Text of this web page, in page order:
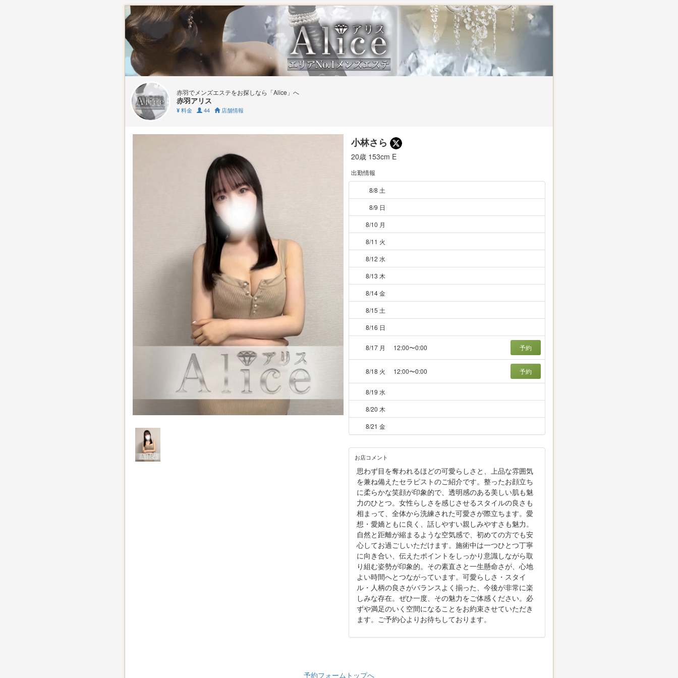
赤羽でメンズエステをお探しなら「Alice」へ
赤羽アリス
¥ 料金 44 店舗情報
小林さら
20歳 153cm E
出勤情報
8/8 土
8/9 日
8/10 月
8/11 火
8/12 水
8/13 木
8/14 金
8/15 土
8/16 日
8/17 月 12:00〜0:00 予約
8/18 火 12:00〜0:00 予約
8/19 水
8/20 木
8/21 金
お店コメント
思わず目を奪われるほどの可愛らしさと、上品な雰囲気
を兼ね備えたセラピストのご紹介です。整ったお顔立ち
に柔らかな笑顔が印象的で、透明感のある美しい肌も魅
力のひとつ。女性らしさを感じさせるスタイルの良さも
相まって、全体から洗練された可愛さが際立ちます。愛
想・愛嬌ともに良く、話しやすい親しみやすさも魅力。
自然と距離が縮まるような空気感で、初めての方でも安
心してお過ごしいただけます。施術中は一つひとつ丁寧
に向き合い、伝えたポイントをしっかり意識しながら取
り組む姿勢が印象的。その素直さと一生懸命さが、心地
よい時間へとつながっています。可愛らしさ・スタイ
ル・人柄の良さがバランスよく揃った、今後が非常に楽
しみな存在。ぜひ一度、その魅力をご体感ください。必
ずや満足のいく空間になることをお約束させていただき
ます。ご予約心よりお待ちしております。
予約フォームトップへ